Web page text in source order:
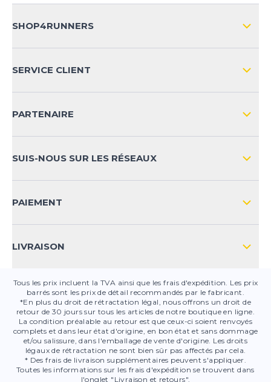
SHOP4RUNNERS
SERVICE CLIENT
CONTACT
SÉCURITÉ DES PRODUITS
PARTENAIRE
SUIS-NOUS SUR LES RÉSEAUX
PAIEMENT
LIVRAISON
Tous les prix incluent la TVA ainsi que les frais d'expédition. Les prix
barrés sont les prix de détail recommandés par le fabricant.
*En plus du droit de rétractation légal, nous offrons un droit de
retour de 30 jours sur tous les articles de notre boutique en ligne.
La condition préalable au retour est que ceux-ci soient renvoyés
complets et dans leur état d'origine, en bon état et sans dommage
et/ou salissure, dans l'emballage de vente d'origine. Les droits
légaux de rétractation ne sont bien sûr pas affectés par cela.
* Des frais de livraison supplémentaires peuvent s'appliquer.
Toutes les informations sur les frais d'expédition se trouvent dans
l'onglet "Livraison et retours".